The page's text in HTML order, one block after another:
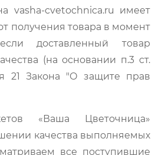
vasha-cvetochnica.ru имеет
получения товара в момент
доставленный товар
(на основании п.3 ст.
21 Закона "О защите прав
«Ваша Цветочница»
качества выполняемых
все поступившие